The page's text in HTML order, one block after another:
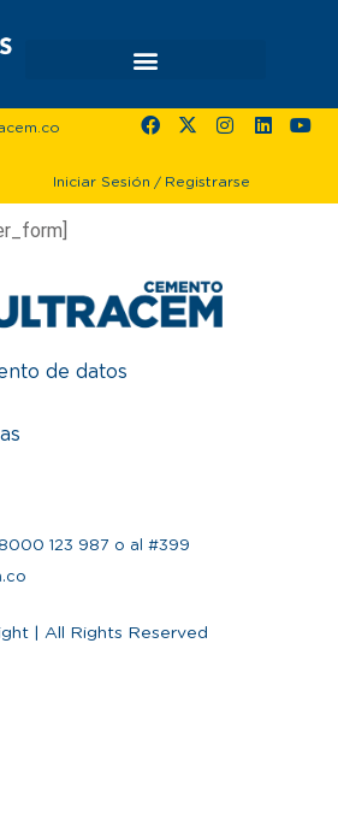
Iniciar Sesión / Registrarse
de datos
123 987 o al #399
| All Rights Reserved